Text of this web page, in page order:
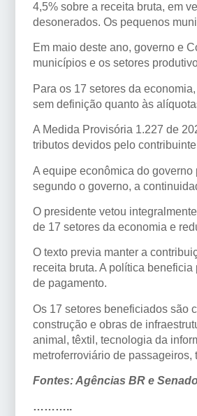
4,5% sobre a receita bruta, em
desonerados. Os pequenos
Em maio deste ano, governo e
municípios e os setores
Para os 17 setores da
sem definição quanto às
A Medida Provisória 1.227 de
tributos devidos pelo
A equipe econômica do
segundo o governo, a
O presidente vetou
de 17 setores da economia e
O texto previa manter a
receita bruta. A política
de pagamento.
Os 17 setores beneficiados são
construção e obras de
animal, têxtil, tecnologia da
metroferroviário de
Fontes: Agências BR e
………..